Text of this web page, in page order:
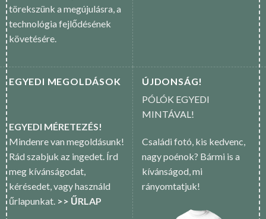
törekszünk a megújulásra, a
technológia fejlődésének
követésére.
EGYEDI MEGOLDÁSOK
EGYEDI MÉRETEZÉS!
Mindenre van megoldásunk!
Rád szabjuk az ingedet. Írd
meg kívánságodat,
kérésedet, vagy használd
űrlapunkat. >> ŰRLAP
ÚJDONSÁG!
PÓLÓK EGYEDI
MINTÁVAL!
Családi fotó, kis kedvenc,
nagy poénok? Bármi is a
kívánságod, mi
rányomtatjuk!